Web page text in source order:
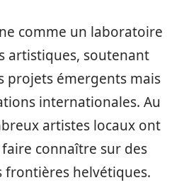
comme un laboratoire
artistiques, soutenant
projets émergents mais
internationales. Au
artistes locaux ont
connaître sur des
frontières helvétiques.